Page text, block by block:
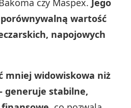
czy Maspex. Jego
wartość
napojowych
mniej widowiskowa niż
generuje stabilne,